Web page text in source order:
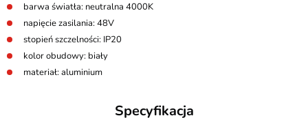
barwa światła: neutralna 4000K
napięcie zasilania: 48V
stopień szczelności: IP20
kolor obudowy: biały
materiał: aluminium
Specyfikacja